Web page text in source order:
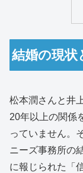
結婚の現状
松本潤さんと井
20年以上の関係
っていません。
ニーズ事務所の
に報じられた「